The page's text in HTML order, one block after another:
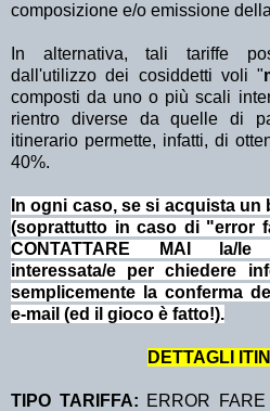
composizione e/o emissione
In alternativa, tali tariffe
dall'utilizzo dei cosiddetti voli "
composti da uno o più scali
rientro diverse da quelle di
itinerario permette, infatti, di
40%.
In ogni caso, se si acquista
(soprattutto in caso di "error
CONTATTARE MAI la/le
interessata/e per chiedere
semplicemente la conferma
e-mail (ed il gioco è fatto!).
DETTAGLI
TIPO TARIFFA: ERROR